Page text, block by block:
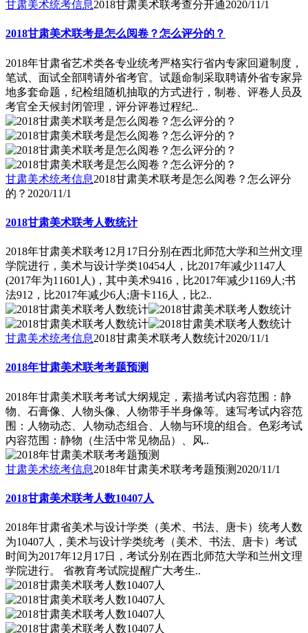
甘肃美术统考信息2018甘肃美术联考查分开通2020/11/1
2018甘肃美术联考是怎么阅卷？怎么评分的？
2018年甘肃省艺术类各专业统考严格实行省内专家回避制度，
笔试、面试全部聘请外省考官。试题命制采取聘请外省专家异
地多套命题，纪检组随机抽取的方式进行，制卷、评卷人员及
考官全天候封闭管理，评分评卷过程纪..
甘肃美术统考信息2018甘肃美术联考是怎么阅卷？怎么评分
的？ 2020/11/1
2018甘肃美术联考人数统计
2018年甘肃美术联考12月17日分别在西北师范大学和兰州文理
学院进行，美术与设计学类10454人，比2017年减少1147人
(2017年为11601人)，其中美术9416，比2017年减少1169人;书
法912，比2017年减少6人;唐卡116人，比2..
甘肃美术统考信息2018甘肃美术联考人数统计2020/11/1
2018年甘肃美术联考考题预测
2018年甘肃美术联考考试大纲规定，素描考试内容范围：静
物、石膏像、人物头像、人物带手半身像等。速写考试内容范
围：人物动态、人物动态组合、人物与环境的组合。色彩考试
内容范围：静物（生活中常见物品）、风..
甘肃美术统考信息2018年甘肃美术联考考题预测 2020/11/1
2018甘肃美术联考人数10407人
2018年甘肃省美术与设计学类（美术、书法、唐卡）统考人数
为10407人，美术与设计学类统考（美术、书法、唐卡）考试
时间为2017年12月17日，考试分别在西北师范大学和兰州文理
学院进行。 省教育考试院提醒广大考生..